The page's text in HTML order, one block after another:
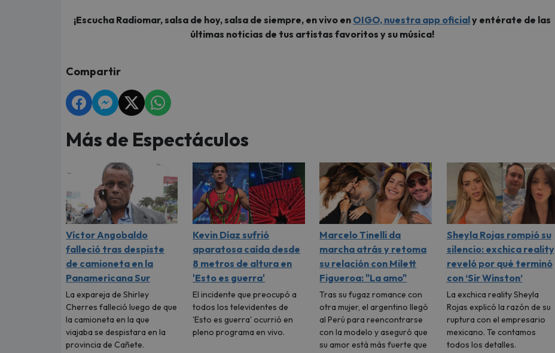
¡Escucha Radiomar, salsa de hoy, salsa de siempre, en vivo en OIGO, nuestra app oficialy entérate de las
últimas noticias de tus artistas favoritos y su música!
Compartir
Más de Espectáculos
Víctor Angobaldo
falleció tras despiste
de camioneta en la
Panamericana Sur
La expareja de Shirley
Cherres falleció luego de que
la camioneta en la que
viajaba se despistara en la
provincia de Cañete.
Kevin Díaz sufrió
aparatosa caída desde
8 metros de altura en
'Esto es guerra'
El incidente que preocupó a
todos los televidentes de
'Esto es guerra' ocurrió en
pleno programa en vivo.
Marcelo Tinelli da
marcha atrás y retoma
su relación con Milett
Figueroa: "La amo"
Tras su fugaz romance con
otra mujer, el argentino llegó
al Perú para reencontrarse
con la modelo y aseguró que
su amor está más fuerte que
Sheyla Rojas rompió su
silencio: exchica reality
reveló por qué terminó
con ‘Sir Winston’
La exchica reality Sheyla
Rojas explicó la razón de su
ruptura con el empresario
mexicano. Te contamos
todos los detalles.